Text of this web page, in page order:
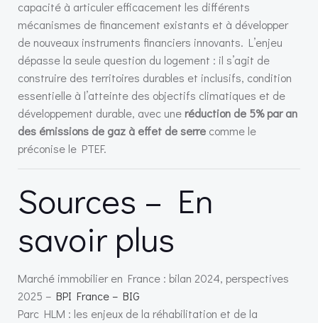
capacité à articuler efficacement les différents
mécanismes de financement existants et à développer
de nouveaux instruments financiers innovants. L’enjeu
dépasse la seule question du logement : il s’agit de
construire des territoires durables et inclusifs, condition
essentielle à l’atteinte des objectifs climatiques et de
développement durable, avec une réduction de 5% par an
des émissions de gaz à effet de serre comme le
préconise le PTEF.
Sources – En
savoir plus
Marché immobilier en France : bilan 2024, perspectives
2025 – BPI France – BIG
Parc HLM : les enjeux de la réhabilitation et de la